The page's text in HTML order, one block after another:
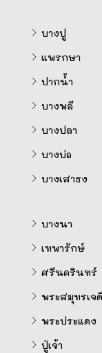
บางปู
แพรกษา
ปากน้ำ
บางพลี
บางปลา
บางบ่อ
บางเสาธง
บางนา
เทพารักษ์
ศรีนครินทร์
พระสมุทรเจ
พระประแดง
ปู่เจ้า